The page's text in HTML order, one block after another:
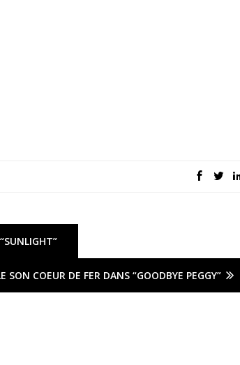
SON COEUR DE FER DANS “GOODBYE PEGGY”